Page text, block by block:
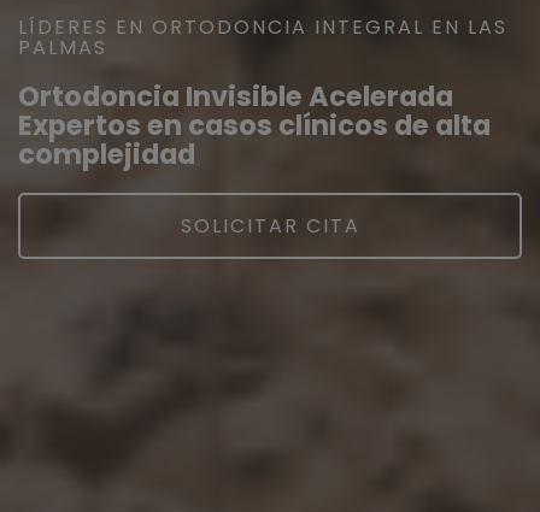
LÍDERES EN ORTODONCIA INTEGRAL EN LAS
PALMAS
Ortodoncia Invisible Acelerada
Expertos en casos clínicos de alta
complejidad
SOLICITAR CITA